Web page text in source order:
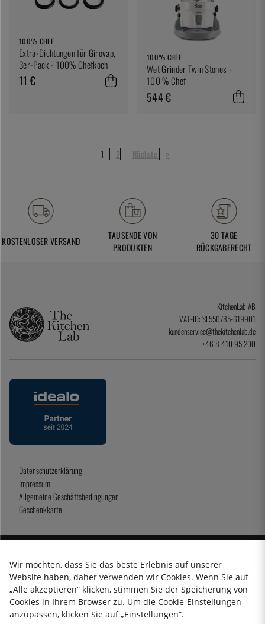
100% CHEF
Extra-Dichtungen für Girovap,
3er-Pack - 100% Chefkoch
11 €
100% CHEF
Wet Grinder Twin Stones –
100 % Chef
544 €
1 2 Nächste »
KOSTENLOSER VERSAND
TAUSENDE VON
PRODUKTEN
30 TAGE
RÜCKGABERECHT
KitchenLab AB
VAT-ID: SE556785-619901
kundenservice@thekitchenlab.de
+46 8 410 95 200
Datenschutzerklärung
Impressum
Allgemeine Geschäftsbedingungen
Geschenkkarte
2026 KitchenLab AB
Wir möchten, dass Sie das beste Erlebnis auf unserer
Website haben, daher verwenden wir Cookies. Wenn Sie auf
„Alle akzeptieren“ klicken, stimmen Sie der Speicherung von
Cookies in Ihrem Browser zu. Um die Cookie-Einstellungen
anzupassen, klicken Sie auf „Einstellungen“.